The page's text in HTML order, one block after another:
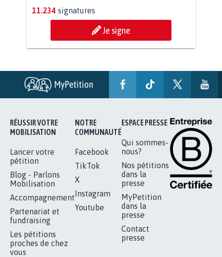
11.234 signatures
Je signe
RÉUSSIR VOTRE
MOBILISATION
Lancer votre
pétition
Blog - Parlons
Mobilisation
Accompagnement
Partenariat et
fundraising
Les pétitions
proches de chez
vous
NOTRE
COMMUNAUTÉ
Facebook
TikTok
X
Instagram
Youtube
ESPACE PRESSE
Qui sommes-
nous?
Nos pétitions
dans la
presse
MyPetition
dans la
presse
Contact
presse